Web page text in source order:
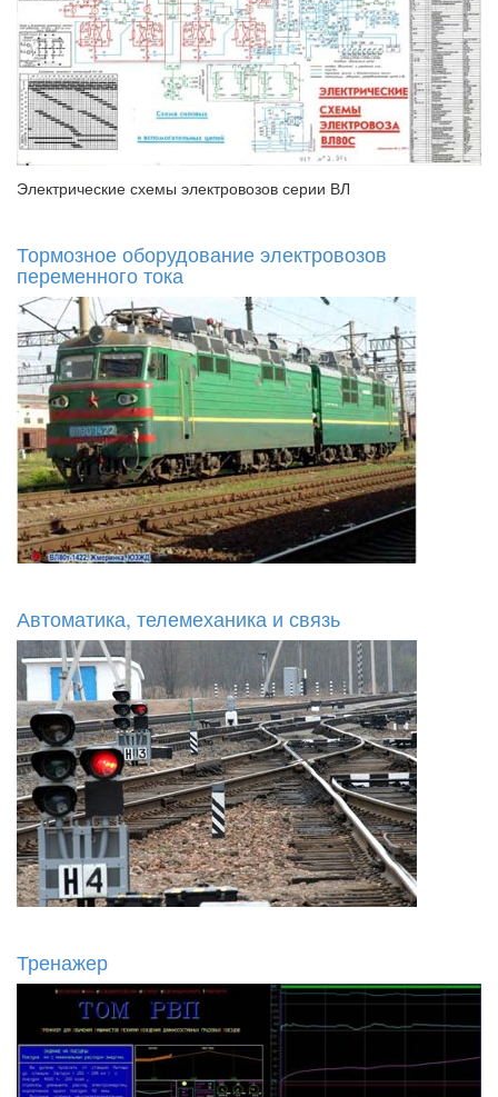
Электрические схемы электровозов серии ВЛ
Тормозное оборудование электровозов
переменного тока
Автоматика, телемеханика и связь
Тренажер